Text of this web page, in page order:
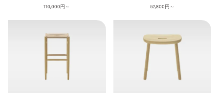
110,000 52,800